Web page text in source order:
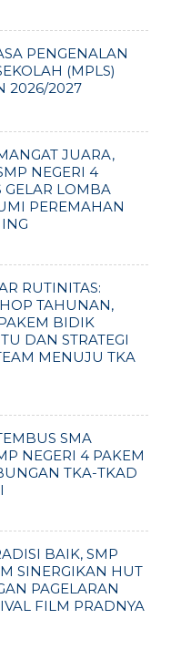
PENGENALAN
(MPLS)
2026/2027
JUARA,
NEGERI 4
GELAR LOMBA
PEREMAHAN
RUTINITAS:
TAHUNAN,
BIDIK
DAN STRATEGI
MENUJU TKA
SMA
NEGERI 4 PAKEM
TKA-TKAD
BAIK, SMP
SINERGIKAN HUT
PAGELARAN
FILM PRADNYA